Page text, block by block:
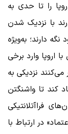
را تا حدی به
با نزدیک شدن
دارند؛ به‌ویژه
اروپا وارد برخی
نزدیکی به
کند تا واشنگتن
فراآتلانتیکی
در ارتباط با